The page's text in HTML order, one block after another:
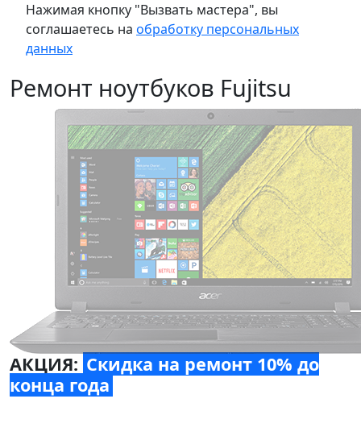
Нажимая кнопку "Вызвать мастера", вы
соглашаетесь на обработку персональных
данных
Ремонт ноутбуков Fujitsu
АКЦИЯ: Скидка на ремонт 10% до
конца года